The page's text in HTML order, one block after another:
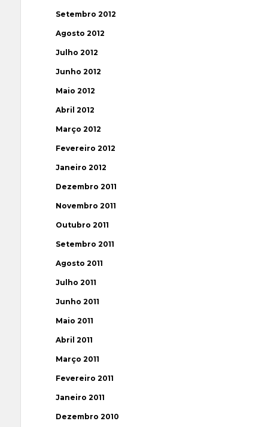
Setembro 2012
Agosto 2012
Julho 2012
Junho 2012
Maio 2012
Abril 2012
Março 2012
Fevereiro 2012
Janeiro 2012
Dezembro 2011
Novembro 2011
Outubro 2011
Setembro 2011
Agosto 2011
Julho 2011
Junho 2011
Maio 2011
Abril 2011
Março 2011
Fevereiro 2011
Janeiro 2011
Dezembro 2010